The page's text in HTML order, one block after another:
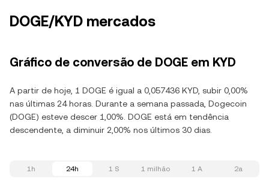
DOGE/KYD mercados
Gráfico de conversão de DOGE em KYD
A partir de hoje, 1 DOGE é igual a 0,057436 KYD, subir 0,00%
nas últimas 24 horas. Durante a semana passada, Dogecoin
(DOGE) esteve descer 1,00%. DOGE está em tendência
descendente, a diminuir 2,00% nos últimos 30 dias.
1h 24h 1 S 1 milhão 1 A 2a